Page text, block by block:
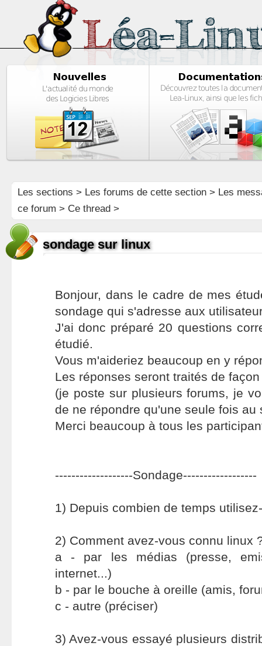
Les sections > Les forums de cette section> Les
ce forum > Ce thread >
sondage sur linux
Bonjour, dans le cadre de mes
sondage qui s'adresse aux
J'ai donc préparé 20 questions
étudié.
Vous m'aideriez beaucoup en y
Les réponses seront traités de
(je poste sur plusieurs forums, je
de ne répondre qu'une seule fois au
Merci beaucoup à tous les
-------------------Sondage------------------
1) Depuis combien de temps
2) Comment avez-vous connu linux
a - par les médias (presse,
internet...)
b - par le bouche à oreille (amis,
c - autre (préciser)
3) Avez-vous essayé plusieurs